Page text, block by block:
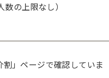
数の上限なし）
」ページで確認していま